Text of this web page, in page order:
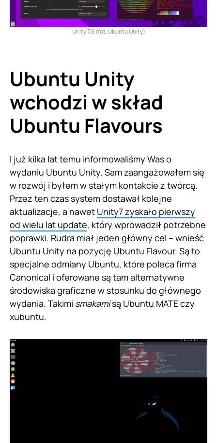
Unity 7.6 (fot. Ubuntu Unity)
Ubuntu Unity
wchodzi w skład
Ubuntu Flavours
I już kilka lat temu informowaliśmy Was o
wydaniu Ubuntu Unity. Sam zaangażowałem się
w rozwój i byłem w stałym kontakcie z twórcą.
Przez ten czas system dostawał kolejne
aktualizacje, a nawet Unity7 zyskało pierwszy
od wielu lat update, który wprowadził potrzebne
poprawki. Rudra miał jeden główny cel – wnieść
Ubuntu Unity na pozycję Ubuntu Flavour. Są to
specjalne odmiany Ubuntu, które poleca firma
Canonical i oferowane są tam alternatywne
środowiska graficzne w stosunku do głównego
wydania. Takimi smakamisą Ubuntu MATE czy
xubuntu.